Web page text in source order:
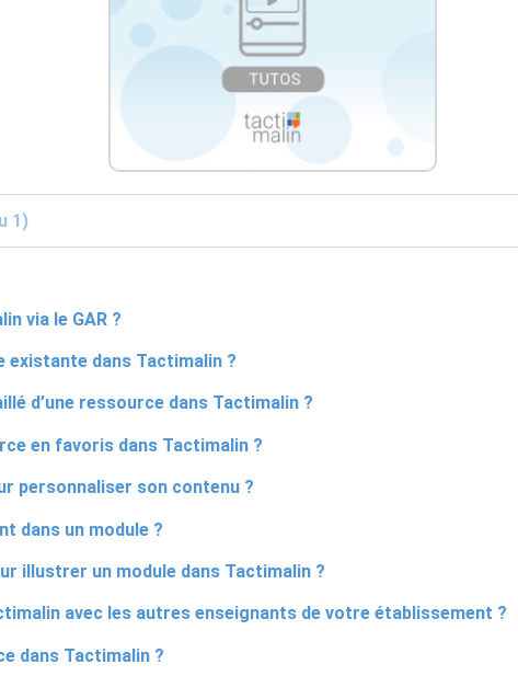
1)
via le GAR ?
existante dans Tactimalin ?
d’une ressource dans Tactimalin ?
en favoris dans Tactimalin ?
personnaliser son contenu ?
dans un module ?
illustrer un module dans Tactimalin ?
avec les autres enseignants de votre établissement ?
dans Tactimalin ?